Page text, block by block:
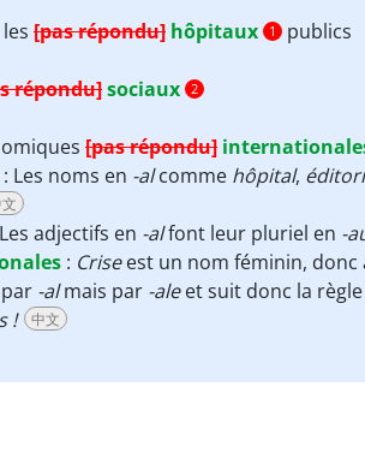
[pas répondu] hôpitaux 1 publics
répondu]sociaux 2
[pas répondu]
: Les noms en -alcomme hôpital,
Les adjectifs en -alfont leur pluriel en -
: Criseest un nom féminin, donc
-almais par -aleet suit donc la
!
中文